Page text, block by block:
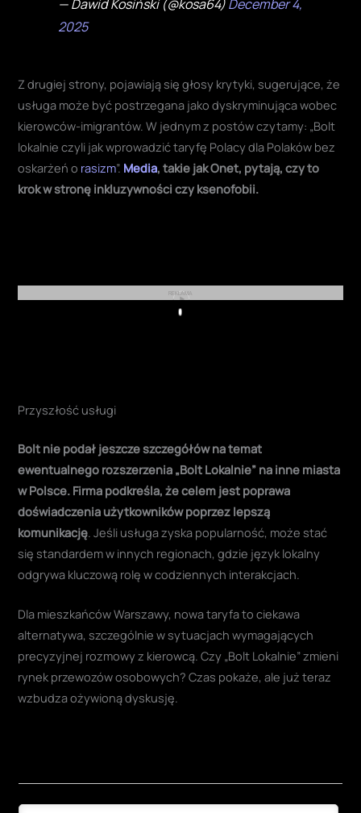
— Dawid Kosiński (@kosa64)December 4,
2025
Z drugiej strony, pojawiają się głosy krytyki, sugerujące, że
usługa może być postrzegana jako dyskryminująca wobec
kierowców-imigrantów. W jednym z postów czytamy: „Bolt
lokalnie czyli jak wprowadzić taryfę Polacy dla Polaków bez
oskarżeń o rasizm”. Media, takie jak Onet, pytają, czy to
krok w stronę inkluzywności czy ksenofobii.
REKLAMA
Play
Przyszłość usługi
Bolt nie podał jeszcze szczegółów na temat
ewentualnego rozszerzenia „Bolt Lokalnie” na inne miasta
w Polsce. Firma podkreśla, że celem jest poprawa
doświadczenia użytkowników poprzez lepszą
komunikację. Jeśli usługa zyska popularność, może stać
się standardem w innych regionach, gdzie język lokalny
odgrywa kluczową rolę w codziennych interakcjach.
Dla mieszkańców Warszawy, nowa taryfa to ciekawa
alternatywa, szczególnie w sytuacjach wymagających
precyzyjnej rozmowy z kierowcą. Czy „Bolt Lokalnie” zmieni
rynek przewozów osobowych? Czas pokaże, ale już teraz
wzbudza ożywioną dyskusję.